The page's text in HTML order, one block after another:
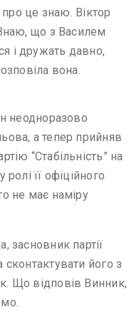
це знаю. Віктор
що з Василем
і дружать давно,
вона.
неодноразово
а тепер прийняв
“Стабільність” на
її офіційного
не має наміру
засновник партії
його з
Що відповів Винник,